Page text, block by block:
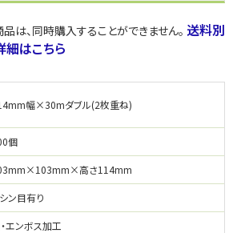
は、同時購入することができません。 送料別
はこちら
幅×30mダブル(2枚重ね)
個
高さ114mm
ン目有り
エンボス加工